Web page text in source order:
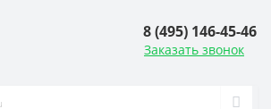
8 (495) 146-45-46
Заказать звонок